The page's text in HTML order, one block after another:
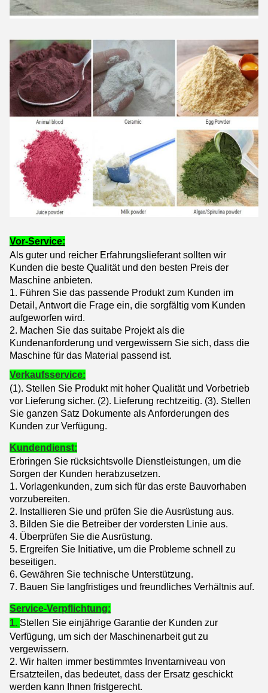
Vor-Service:
Als guter und reicher Erfahrungslieferant sollten wir
Kunden die beste Qualität und den besten Preis der
Maschine anbieten.
1. Führen Sie das passende Produkt zum Kunden im
Detail, Antwort die Frage ein, die sorgfältig vom Kunden
aufgeworfen wird.
2. Machen Sie das suitabe Projekt als die
Kundenanforderung und vergewissern Sie sich, dass die
Maschine für das Material passend ist.
Verkaufsservice:
(1). Stellen Sie Produkt mit hoher Qualität und Vorbetrieb
vor Lieferung sicher. (2). Lieferung rechtzeitig. (3). Stellen
Sie ganzen Satz Dokumente als Anforderungen des
Kunden zur Verfügung.
Kundendienst:
Erbringen Sie rücksichtsvolle Dienstleistungen, um die
Sorgen der Kunden herabzusetzen.
1. Vorlagenkunden, zum sich für das erste Bauvorhaben
vorzubereiten.
2. Installieren Sie und prüfen Sie die Ausrüstung aus.
3. Bilden Sie die Betreiber der vordersten Linie aus.
4. Überprüfen Sie die Ausrüstung.
5. Ergreifen Sie Initiative, um die Probleme schnell zu
beseitigen.
6. Gewähren Sie technische Unterstützung.
7. Bauen Sie langfristiges und freundliches Verhältnis auf.
Service-Verpflichtung:
1. Stellen Sie einjährige Garantie der Kunden zur
Verfügung, um sich der Maschinenarbeit gut zu
vergewissern.
2. Wir halten immer bestimmtes Inventarniveau von
Ersatzteilen, das bedeutet, dass der Ersatz geschickt
werden kann Ihnen fristgerecht.